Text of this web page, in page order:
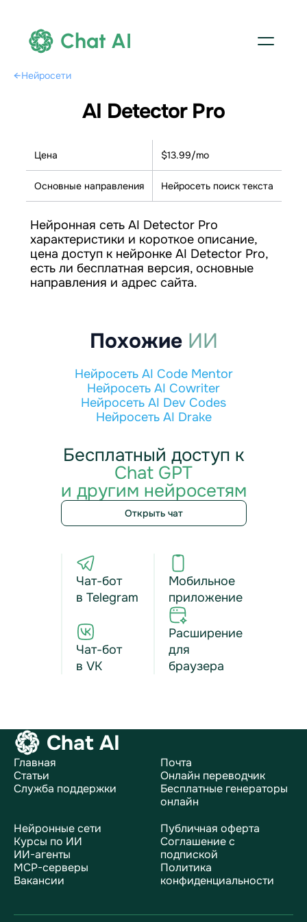
Chat AI
←Нейросети
AI Detector Pro
Цена $13.99/mo
Основные направления Нейросеть поиск текста
Нейронная сеть AI Detector Pro
характеристики и короткое описание,
цена доступ к нейронке AI Detector Pro,
есть ли бесплатная версия, основные
направления и адрес сайта.
Похожие ИИ
Нейросеть AI Code Mentor
Нейросеть AI Cowriter
Нейросеть AI Dev Codes
Нейросеть AI Drake
Бесплатный доступ к
Chat GPT
и другим нейросетям
Открыть чат
Чат-бот
в Telegram
Чат-бот
в VK
Мобильное
приложение
Расширение
для
браузера
Chat AI
Главная
Статьи
Служба поддержки
Почта
Онлайн переводчик
Бесплатные генераторы
онлайн
Нейронные сети
Курсы по ИИ
ИИ-агенты
MCP-серверы
Вакансии
Публичная оферта
Соглашение с
подпиской
Политика
конфиденциальности